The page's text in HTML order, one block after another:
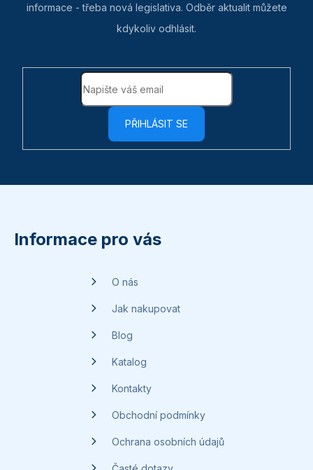
informace - třeba nová legislativa. Odběr aktualit můžete
kdykoliv odhlásit.
PŘIHLÁSIT SE
Informace pro vás
O nás
Jak nakupovat
Blog
Katalog
Kontakty
Obchodní podmínky
Ochrana osobních údajů